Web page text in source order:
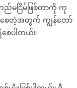
တြ
စို
က္
ည်မငြိမ်ဖြစ်တာကို ကု
စေတဲ့အတွက် ကျွန်တော်
ေပါတယ်။